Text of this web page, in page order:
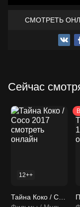
СМОТРЕТЬ
Сейчас
12++